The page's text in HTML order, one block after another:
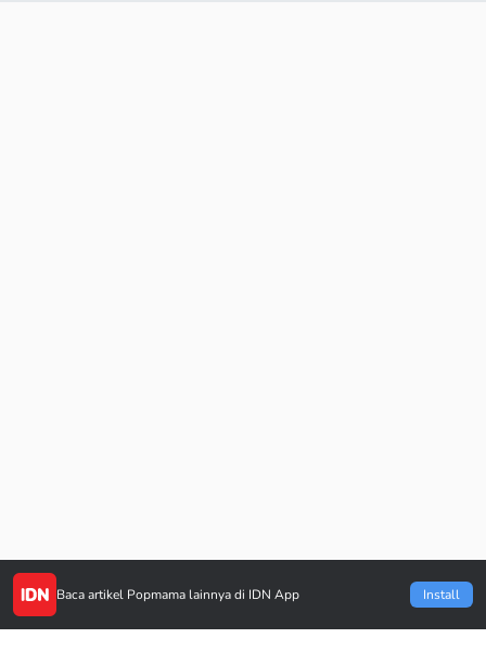
Baca artikel Popmama lainnya di IDN App Install